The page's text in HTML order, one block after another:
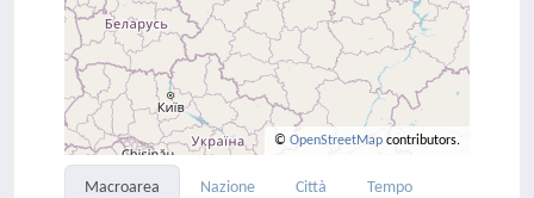
© OpenStreetMap contributors.
Macroarea Nazione Città Tempo